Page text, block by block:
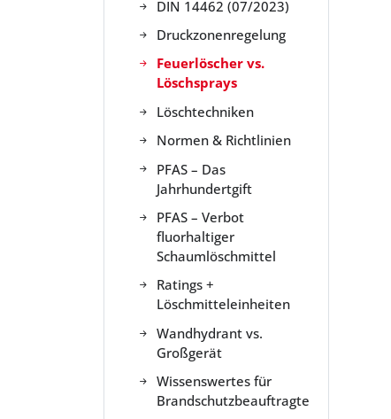
DIN 14462 (07/2023)
Druckzonenregelung
Feuerlöscher vs.
Löschsprays
Löschtechniken
Normen & Richtlinien
PFAS – Das
Jahrhundertgift
PFAS – Verbot
fluorhaltiger
Schaumlöschmittel
Ratings +
Löschmitteleinheiten
Wandhydrant vs.
Großgerät
Wissenswertes für
Brandschutzbeauftragte